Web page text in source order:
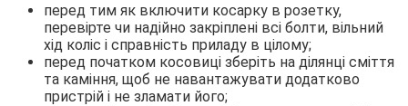
перед тим як включити косарку в розетку,
перевірте чи надійно закріплені всі болти, вільний
хід коліс і справність приладу в цілому;
перед початком косовиці зберіть на ділянці сміття
та каміння, щоб не навантажувати додатково
пристрій і не зламати його;